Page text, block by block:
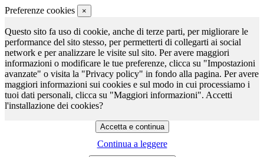
Preferenze cookies ×
Questo sito fa uso di cookie, anche di terze parti, per migliorare le
performance del sito stesso, per permetterti di collegarti ai social
network e per analizzare le visite sul sito. Per avere maggiori
informazioni o modificare le tue preferenze, clicca su "Impostazioni
avanzate" o visita la "Privacy policy" in fondo alla pagina. Per avere
maggiori informazioni sui cookies e sul modo in cui processiamo i
tuoi dati personali, clicca su "Maggiori informazioni". Accetti
l'installazione dei cookies?
Continua a leggere